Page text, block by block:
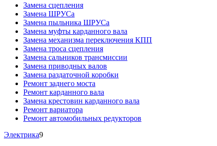
Замена сцепления
Замена ШРУСа
Замена пыльника ШРУСа
Замена муфты карданного вала
Замена механизма переключения КПП
Замена троса сцепления
Замена сальников трансмиссии
Замена приводных валов
Замена раздаточной коробки
Ремонт заднего моста
Ремонт карданного вала
Замена крестовин карданного вала
Ремонт вариатора
Ремонт автомобильных редукторов
Электрика9